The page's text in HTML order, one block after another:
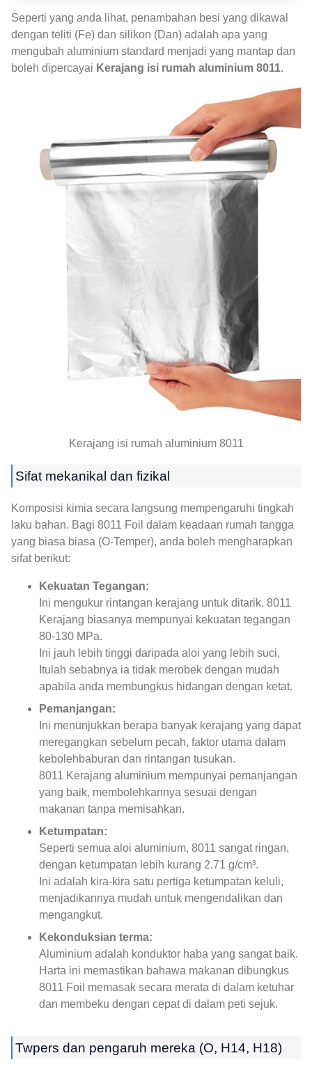
Seperti yang anda lihat, penambahan besi yang dikawal
dengan teliti (Fe) dan silikon (Dan) adalah apa yang
mengubah aluminium standard menjadi yang mantap dan
boleh dipercayai Kerajang isi rumah aluminium 8011.
Kerajang isi rumah aluminium 8011
Sifat mekanikal dan fizikal
Komposisi kimia secara langsung mempengaruhi tingkah
laku bahan. Bagi 8011 Foil dalam keadaan rumah tangga
yang biasa biasa (O-Temper), anda boleh mengharapkan
sifat berikut:
Kekuatan Tegangan:
Ini mengukur rintangan kerajang untuk ditarik. 8011
Kerajang biasanya mempunyai kekuatan tegangan
80-130 MPa.
Ini jauh lebih tinggi daripada aloi yang lebih suci,
Itulah sebabnya ia tidak merobek dengan mudah
apabila anda membungkus hidangan dengan ketat.
Pemanjangan:
Ini menunjukkan berapa banyak kerajang yang dapat
meregangkan sebelum pecah, faktor utama dalam
kebolehbaburan dan rintangan tusukan.
8011 Kerajang aluminium mempunyai pemanjangan
yang baik, membolehkannya sesuai dengan
makanan tanpa memisahkan.
Ketumpatan:
Seperti semua aloi aluminium, 8011 sangat ringan,
dengan ketumpatan lebih kurang 2.71 g/cm³.
Ini adalah kira-kira satu pertiga ketumpatan keluli,
menjadikannya mudah untuk mengendalikan dan
mengangkut.
Kekonduksian terma:
Aluminium adalah konduktor haba yang sangat baik.
Harta ini memastikan bahawa makanan dibungkus
8011 Foil memasak secara merata di dalam ketuhar
dan membeku dengan cepat di dalam peti sejuk.
Twpers dan pengaruh mereka (O, H14, H18)